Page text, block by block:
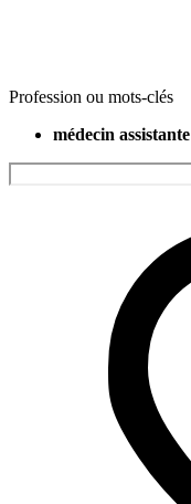
Profession ou mots-clés
médecin assistante